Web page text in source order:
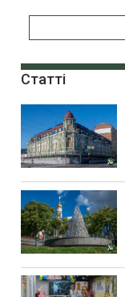
Статті